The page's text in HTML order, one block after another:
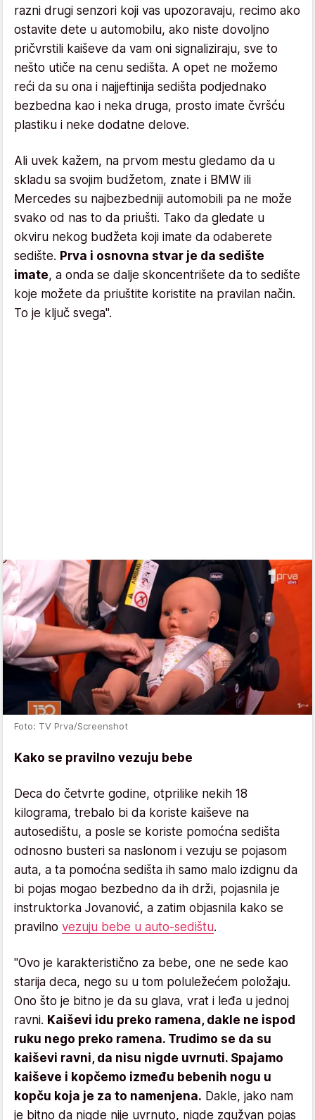
razni drugi senzori koji vas upozoravaju, recimo ako
ostavite dete u automobilu, ako niste dovoljno
pričvrstili kaiševe da vam oni signaliziraju, sve to
nešto utiče na cenu sedišta. A opet ne možemo
reći da su ona i najjeftinija sedišta podjednako
bezbedna kao i neka druga, prosto imate čvršću
plastiku i neke dodatne delove.
Ali uvek kažem, na prvom mestu gledamo da u
skladu sa svojim budžetom, znate i BMW ili
Mercedes su najbezbedniji automobili pa ne može
svako od nas to da priušti. Tako da gledate u
okviru nekog budžeta koji imate da odaberete
sedište. Prva i osnovna stvar je da sedište
imate, a onda se dalje skoncentrišete da to sedište
koje možete da priuštite koristite na pravilan način.
To je ključ svega".
Foto: TV Prva/Screenshot
Kako se pravilno vezuju bebe
Deca do četvrte godine, otprilike nekih 18
kilograma, trebalo bi da koriste kaiševe na
autosedištu, a posle se koriste pomoćna sedišta
odnosno busteri sa naslonom i vezuju se pojasom
auta, a ta pomoćna sedišta ih samo malo izdignu da
bi pojas mogao bezbedno da ih drži, pojasnila je
instruktorka Jovanović, a zatim objasnila kako se
pravilno vezuju bebe u auto-sedištu.
"Ovo je karakteristično za bebe, one ne sede kao
starija deca, nego su u tom poluležećem položaju.
Ono što je bitno je da su glava, vrat i leđa u jednoj
ravni. Kaiševi idu preko ramena, dakle ne ispod
ruku nego preko ramena. Trudimo se da su
kaiševi ravni, da nisu nigde uvrnuti. Spajamo
kaiševe i kopčemo između bebenih nogu u
kopču koja je za to namenjena. Dakle, jako nam
je bitno da nigde nije uvrnuto, nigde zgužvan pojas